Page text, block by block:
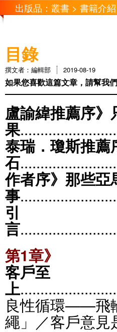
出版品：叢書 > 書籍介紹
目錄
撰文者：編輯部 2019-08-19
如果您喜歡這篇文章，請幫我
盧諭緯推薦序》
果
泰瑞．瓊斯推薦
石
作者序》那些亞
事
引
言
第1章》
客戶至
上
良性循環——飛
繩」／客戶意見